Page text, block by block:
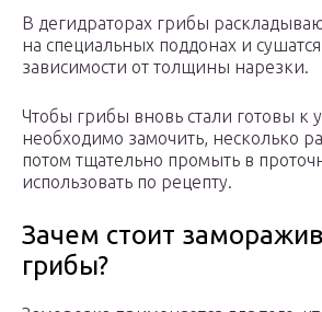
В дегидраторах грибы
на специальных поддонах и
зависимости от толщины нарезки.
Чтобы грибы вновь стали готовы к
необходимо замочить, несколько
потом тщательно промыть в
использовать по рецепту.
Зачем стоит
грибы?